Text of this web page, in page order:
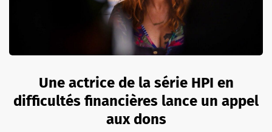
Une actrice de la série HPI en
difficultés financières lance un appel
aux dons